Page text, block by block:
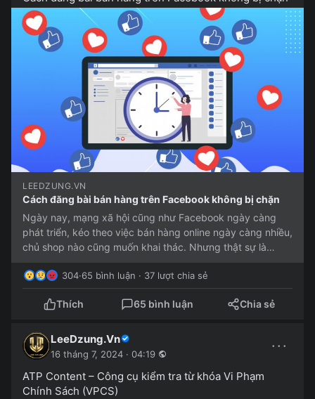
LEEDZUNG.VN
Cách đăng bài bán hàng trên Facebook không bị chặn
Ngày nay, mạng xã hội cũng như Facebook ngày càng
phát triển, kéo theo việc bán hàng online ngày càng nhiều,
chủ shop nào cũng muốn khai thác. Nhưng thật sự là
304·65 bình luận · 37 lượt chia sẻ
Thích 65 bình luận Chia sẻ
LeeDzung.Vn
16 tháng 7, 2024 · 04:19 ···
ATP Content – Công cụ kiểm tra từ khóa Vi Phạm
Chính Sách (VPCS)